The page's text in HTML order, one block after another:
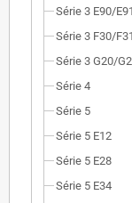
Série 3 E90/
Série 3 F30/
Série 3 G20/
Série 4
Série 5
Série 5 E12
Série 5 E28
Série 5 E34